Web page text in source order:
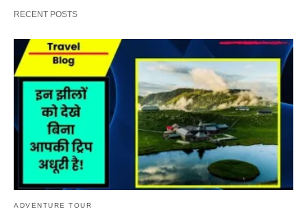
RECENT POSTS
ADVENTURE TOUR